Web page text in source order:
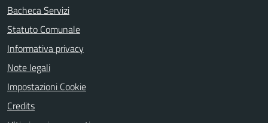
Bacheca Servizi
Statuto Comunale
Informativa privacy
Note legali
Impostazioni Cookie
Credits